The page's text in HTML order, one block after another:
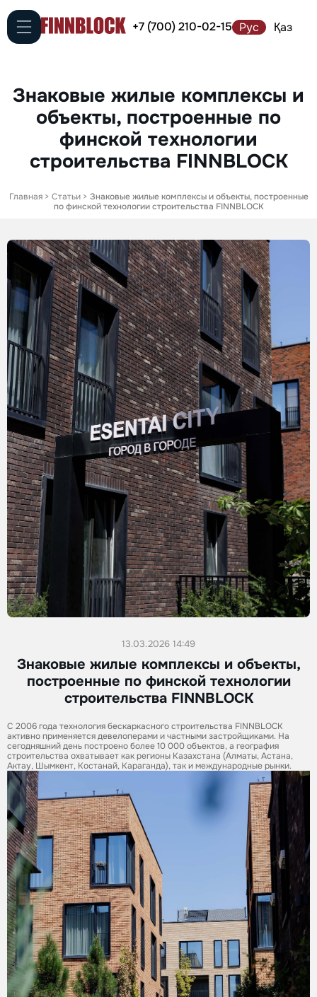
+7 (700) 210-02-15 Рус Қаз
Знаковые жилые комплексы и
объекты, построенные по
финской технологии
строительства FINNBLOCK
Главная> Статьи> Знаковые жилые комплексы и объекты, построенные
по финской технологии строительства FINNBLOCK
13.03.2026 14:49
Знаковые жилые комплексы и объекты,
построенные по финской технологии
строительства FINNBLOCK
С 2006 года технология бескаркасного строительства FINNBLOCK
активно применяется девелоперами и частными застройщиками. На
сегодняшний день построено более 10 000 объектов, а география
строительства охватывает как регионы Казахстана (Алматы, Астана,
Актау, Шымкент, Костанай, Караганда), так и международные рынки.